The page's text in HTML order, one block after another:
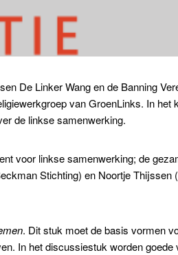
De Linker Wang en de Banning
van GroenLinks. In het
de linkse samenwerking.
voor linkse samenwerking; de
Stichting) en Noortje Thijssen
. Dit stuk moet de basis vormen
In het discussiestuk worden goede